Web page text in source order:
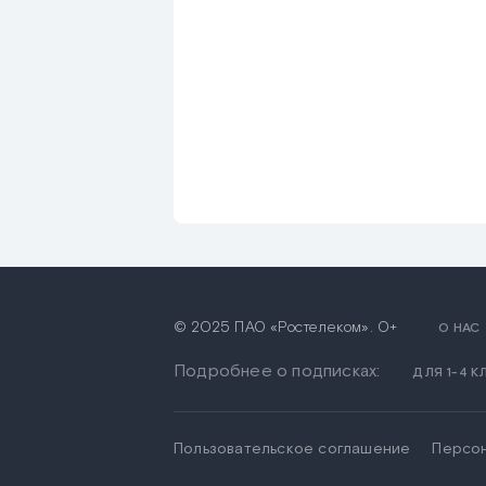
© 2025 ПАО «Ростелеком». 0+ О НАС
Подробнее о подписках: ДЛЯ 1-4
Пользовательское соглашение